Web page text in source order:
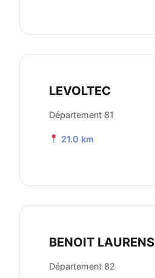
LEVOLTEC
Département 81
21.0 km
BENOIT LAURENS
Département 82